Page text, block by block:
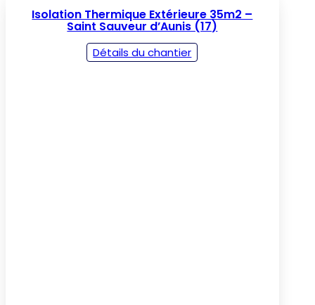
Isolation Thermique Extérieure 35m2 –
Saint Sauveur d’Aunis (17)
Détails du chantier